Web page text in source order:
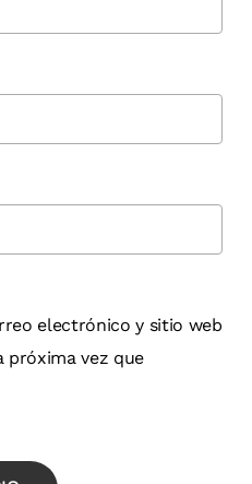
electrónico y sitio web
próxima vez que